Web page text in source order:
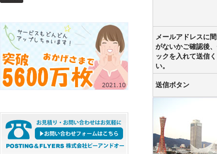
メールアドレスに
がないかご確認後
ックを入れて送信
い。
送信ボタン